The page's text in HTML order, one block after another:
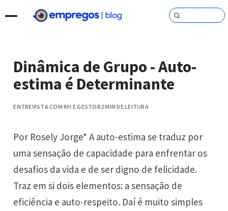
Pular para o conteúdo
Dinâmica de Grupo - Auto-
estima é Determinante
ENTREVISTA COM RH E GESTOR2 MIN DE LEITURA
Por Rosely Jorge* A auto-estima se traduz por
uma sensação de capacidade para enfrentar os
desafios da vida e de ser digno de felicidade.
Traz em si dois elementos: a sensação de
eficiência e auto-respeito. Daí é muito simples